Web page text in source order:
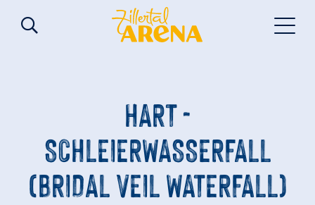
HART -
SCHLEIERWASSERFALL
(BRIDAL VEIL WATERFALL)